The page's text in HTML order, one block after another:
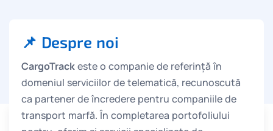
📌 Despre noi
CargoTrackeste o companie de referință în
domeniul serviciilor de telematică, recunoscută
ca partener de încredere pentru companiile de
transport marfă. În completarea portofoliului